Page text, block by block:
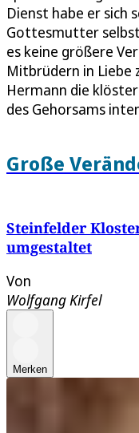
Dienst habe er sich
Gottesmutter
es keine größere
Mitbrüdern in Liebe
Hermann die
des Gehorsams
Große
Steinfelder
umgestaltet
Von
Wolfgang Kirfel
Merken